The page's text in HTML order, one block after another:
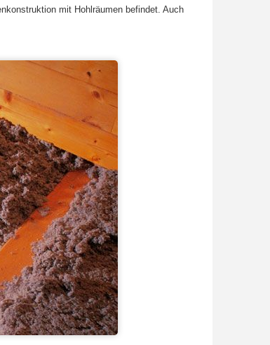
mit Hohlräumen befindet. Auch